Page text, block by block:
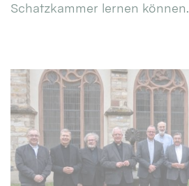
Schatzkammer lernen können.